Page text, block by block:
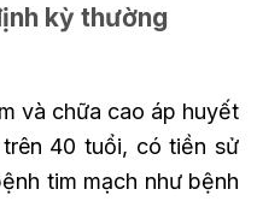
kỳ thường
và chữa cao áp huyết
40 tuổi, có tiền sử
tim mạch như bệnh